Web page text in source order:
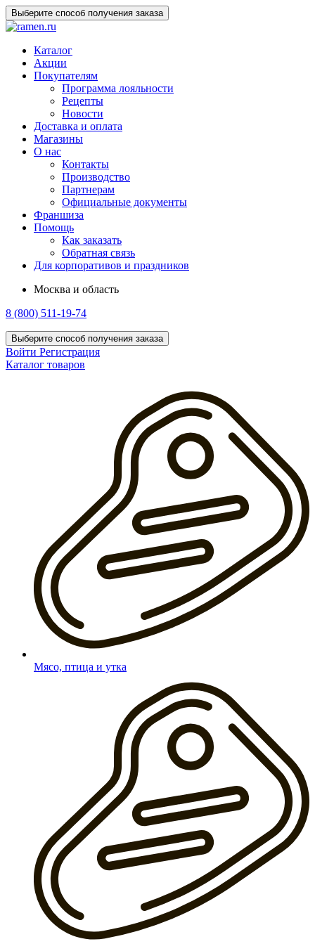
Выберите способ получения заказа
Каталог
Акции
Покупателям
Программа лояльности
Рецепты
Новости
Доставка и оплата
Магазины
О нас
Контакты
Производство
Партнерам
Официальные документы
Франшиза
Помощь
Как заказать
Обратная связь
Для корпоративов и праздников
Москва и область
8 (800) 511-19-74
Выберите способ получения заказа
Войти Регистрация
Каталог товаров
Мясо, птица и утка